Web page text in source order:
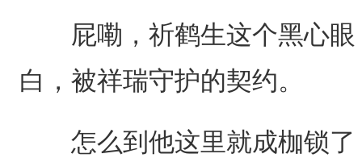
屁嘞，祈鹤生这个黑心眼
白，被祥瑞守护的契约。
怎么到他这里就成枷锁了